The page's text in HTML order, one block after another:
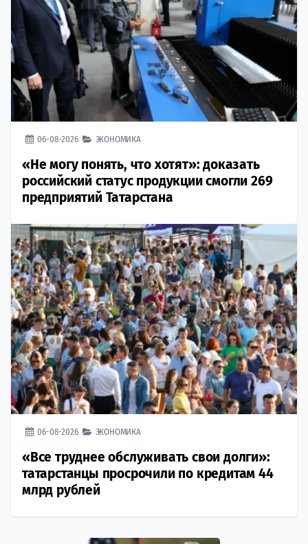
06-08-2026 ЭКОНОМИКА
«Не могу понять, что хотят»: доказать
российский статус продукции смогли 269
предприятий Татарстана
06-08-2026 ЭКОНОМИКА
«Все труднее обслуживать свои долги»:
татарстанцы просрочили по кредитам 44
млрд рублей